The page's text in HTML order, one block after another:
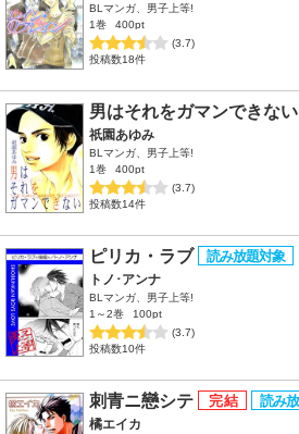
BLマンガ、男子上等!
1巻
400pt
(3.7)
投稿数18件
男はそれをガマンできない
祇園あゆみ
BLマンガ、男子上等!
1巻
400pt
(3.7)
投稿数14件
ピリカ・ラブ
トノ･アンナ
BLマンガ、男子上等!
1～2巻
100pt
(3.7)
投稿数10件
刺青ニ戀シテ
橘エイカ